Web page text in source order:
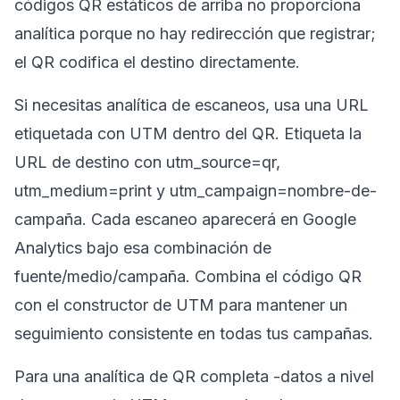
códigos QR estáticos de arriba no proporciona
analítica porque no hay redirección que registrar;
el QR codifica el destino directamente.
Si necesitas analítica de escaneos, usa una URL
etiquetada con UTM dentro del QR. Etiqueta la
URL de destino con utm_source=qr,
utm_medium=print y utm_campaign=nombre-de-
campaña. Cada escaneo aparecerá en Google
Analytics bajo esa combinación de
fuente/medio/campaña. Combina el código QR
con el constructor de UTM para mantener un
seguimiento consistente en todas tus campañas.
Para una analítica de QR completa -datos a nivel